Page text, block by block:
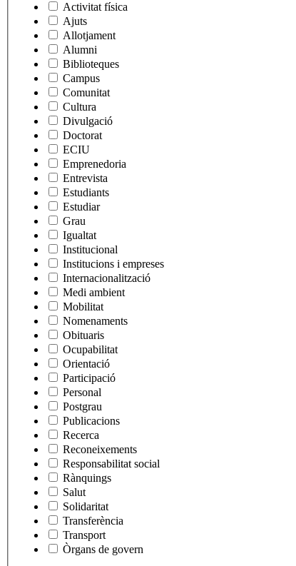
Activitat física
Ajuts
Allotjament
Alumni
Biblioteques
Campus
Comunitat
Cultura
Divulgació
Doctorat
ECIU
Emprenedoria
Entrevista
Estudiants
Estudiar
Grau
Igualtat
Institucional
Institucions i empreses
Internacionalització
Medi ambient
Mobilitat
Nomenaments
Obituaris
Ocupabilitat
Orientació
Participació
Personal
Postgrau
Publicacions
Recerca
Reconeixements
Responsabilitat social
Rànquings
Salut
Solidaritat
Transferència
Transport
Òrgans de govern